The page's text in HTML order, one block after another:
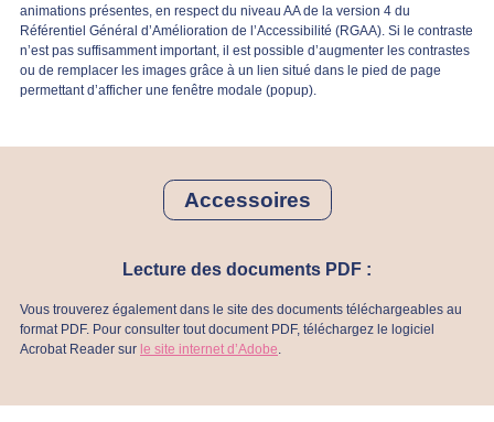
animations présentes, en respect du niveau AA de la version 4 du
Référentiel Général d’Amélioration de l’Accessibilité (RGAA). Si le contraste
n’est pas suffisamment important, il est possible d’augmenter les contrastes
ou de remplacer les images grâce à un lien situé dans le pied de page
permettant d’afficher une fenêtre modale (popup).
Accessoires
Lecture des documents PDF :
Vous trouverez également dans le site des documents téléchargeables au
format PDF. Pour consulter tout document PDF, téléchargez le logiciel
Acrobat Reader sur le site internet d’Adobe